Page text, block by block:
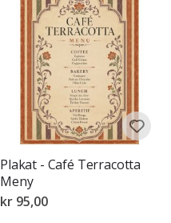
Plakat - Café Terracotta
Meny
kr 95,00